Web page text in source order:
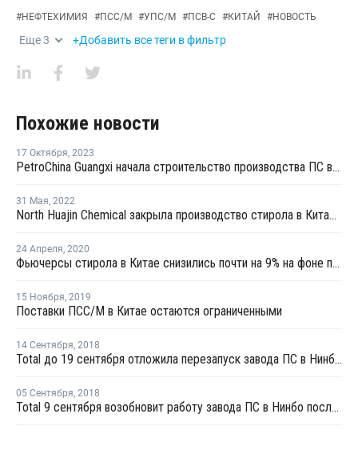
#НЕФТЕХИМИЯ #ПСС/М #УПС/М #ПСВ-С #КИТАЙ #НОВОСТЬ
Еще3 +Добавить все теги в фильтр
Похожие новости
17 Октября, 2023
PetroChina Guangxi начала строительство производства ПС в Китае
31 Мая, 2022
North Huajin Chemical закрыла производство стирола в Китае на профилактику
24 Апреля, 2020
Фьючерсы стирола в Китае снизились почти на 9% на фоне падения котировок нефти
15 Ноября, 2019
Поставки ПСС/М в Китае остаются ограниченными
14 Сентября, 2018
Total до 19 сентября отложила перезапуск завода ПС в Нинбо после профилактики
05 Сентября, 2018
Total 9 сентября возобновит работу завода ПС в Нинбо после профилактики